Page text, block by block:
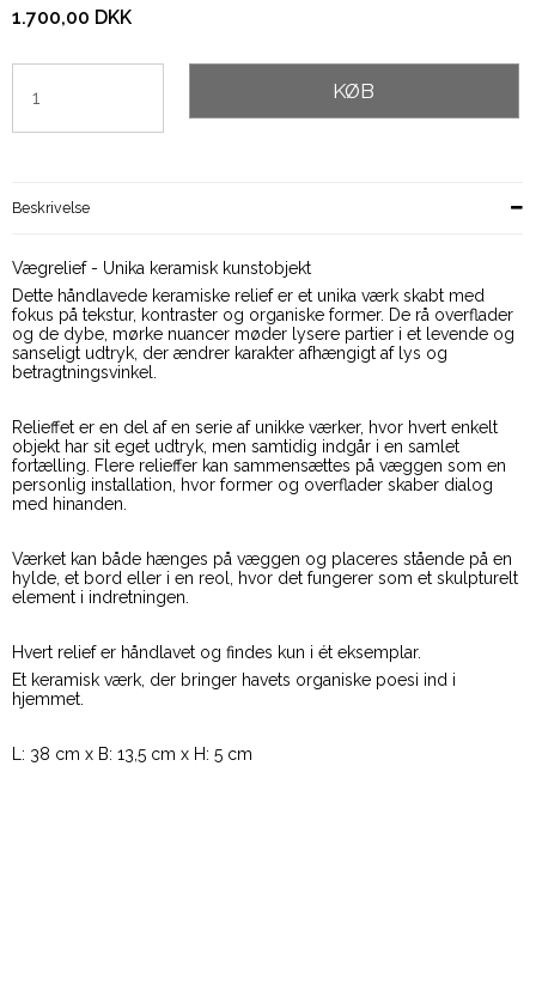
1.700,00 DKK
KØB
Beskrivelse
Vægrelief - Unika keramisk kunstobjekt
Dette håndlavede keramiske relief er et unika værk skabt med
fokus på tekstur, kontraster og organiske former. De rå overflader
og de dybe, mørke nuancer møder lysere partier i et levende og
sanseligt udtryk, der ændrer karakter afhængigt af lys og
betragtningsvinkel.
Relieffet er en del af en serie af unikke værker, hvor hvert enkelt
objekt har sit eget udtryk, men samtidig indgår i en samlet
fortælling. Flere relieffer kan sammensættes på væggen som en
personlig installation, hvor former og overflader skaber dialog
med hinanden.
Værket kan både hænges på væggen og placeres stående på en
hylde, et bord eller i en reol, hvor det fungerer som et skulpturelt
element i indretningen.
Hvert relief er håndlavet og findes kun i ét eksemplar.
Et keramisk værk, der bringer havets organiske poesi ind i
hjemmet.
L: 38 cm x B: 13,5 cm x H: 5 cm